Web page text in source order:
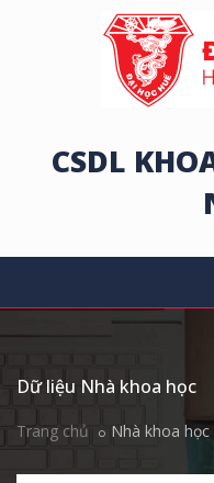
CSDL
Dữ liệu Nhà khoa học
Trang chủ Nhà khoa học